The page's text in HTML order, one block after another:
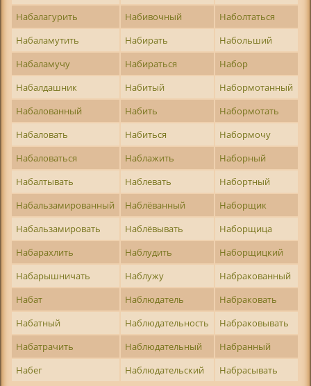
Набалагурить
Набивочный
Наболтаться
Набаламутить
Набирать
Набольший
Набаламучу
Набираться
Набор
Набалдашник
Набитый
Набормотанный
Набалованный
Набить
Набормотать
Набаловать
Набиться
Набормочу
Набаловаться
Наблажить
Наборный
Набалтывать
Наблевать
Набортный
Набальзамированный
Наблёванный
Наборщик
Набальзамировать
Наблёвывать
Наборщица
Набарахлить
Наблудить
Наборщицкий
Набарышничать
Наблужу
Набракованный
Набат
Наблюдатель
Набраковать
Набатный
Наблюдательность
Набраковывать
Набатрачить
Наблюдательный
Набранный
Набег
Наблюдательский Набрасывать